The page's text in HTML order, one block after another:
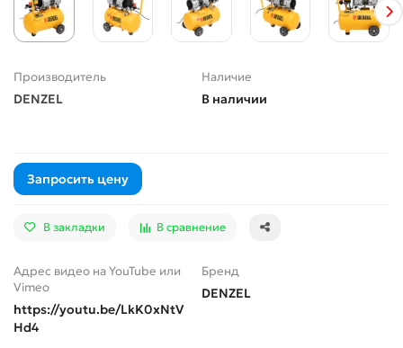
Производитель
DENZEL
Наличие
В наличии
Запросить цену
В закладки В сравнение
Адрес видео на YouTube или
Vimeo
https://youtu.be/LkK0xNtV
Hd4
Бренд
DENZEL